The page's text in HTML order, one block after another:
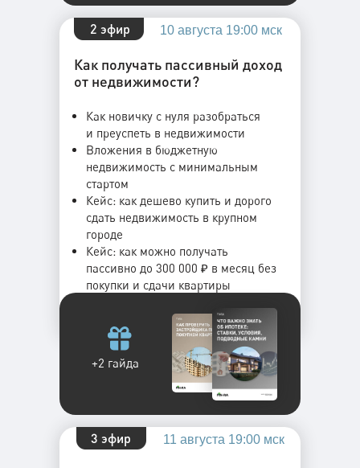
Как новичку с нуля разобраться
и преуспеть в недвижимости
Вложения в бюджетную
недвижимость с минимальным
стартом
Кейс: как дешево купить и дорого
сдать недвижимость в крупном
городе
Кейс: как можно получать
пассивно до 300 000 ₽ в месяц без
покупки и сдачи квартиры
2 эфир
3 эфир
Как получать пассивный доход
от недвижимости?
10 августа 19:00 мск
11 августа 19:00 мск
+2 гайда